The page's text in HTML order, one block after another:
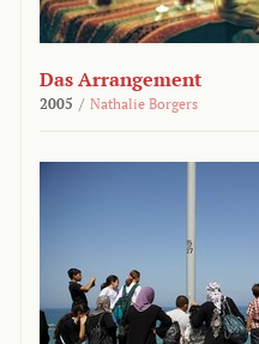
Das Arrangement
2005 / Nathalie Borgers